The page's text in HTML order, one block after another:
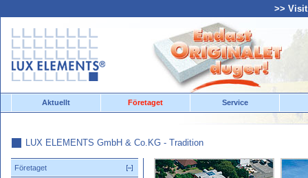
>>
Aktuellt Företaget Service
LUX ELEMENTS GmbH & Co.KG - Tradition
Företaget